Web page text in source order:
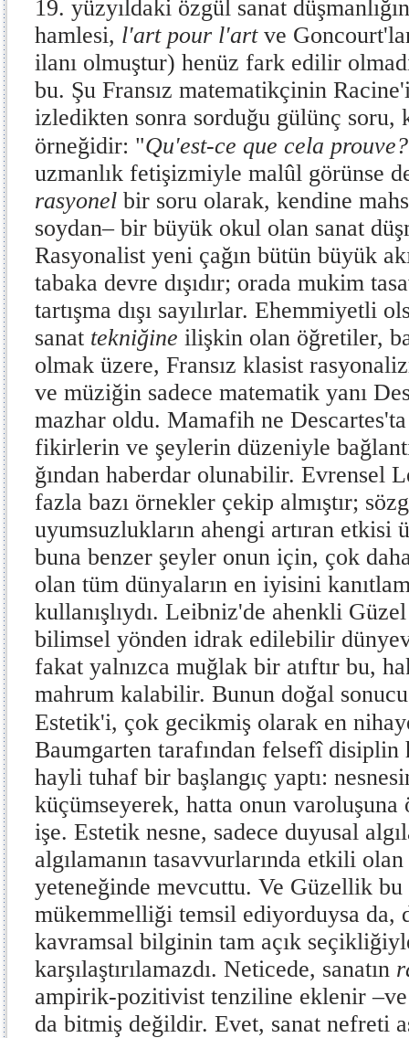
19. yüzyıldaki özgül sanat
hamlesi, l'art pour l'artve
ilanı olmuştur) henüz fark edilir
bu. Şu Fransız matematikçinin
izledikten sonra sorduğu gülünç soru,
örneğidir: "Qu'est-ce que cela prouve?
uzmanlık fetişizmiyle malûl gö­rünse
rasyonel bir soru olarak, kendine
soydan– bir büyük okul olan sanat
Rasyonalist yeni çağın bütün büyük
tabaka devre dışıdır; orada mukim
tartışma dışı sayılırlar. Ehemmiyetli
sanat tekniğine ilişkin olan öğretiler,
olmak üzere, Fransız klasist
ve müziğin sadece matematik yanı
mazhar oldu. Mamafih ne
fikirlerin ve şeylerin düzeniyle
ğından haberdar olunabilir. Evrensel
fazla bazı örnekler çekip almıştır;
uyum­suzlukların ahengi artıran etkisi
buna benzer şeyler onun için, çok
olan tüm dünyaların en iyisini
kullanışlıydı. Leibniz'de ahenkli
bilimsel yönden idrak edi­lebilir
fakat yalnızca muğlak bir atıf­tır bu,
mahrum kalabilir. Bunun do­ğal
Estetik'i, çok gecikmiş olarak en
Baumgarten tarafından felsefî
hayli tuhaf bir başlangıç yaptı:
küçümseyerek, hatta onun varoluşuna
işe. Estetik nesne, sadece duyusal
algılamanın tasavvurlarında etkili
yeteneğinde mevcuttu. Ve Güzellik
mükemmelliği temsil ediyorduysa da,
kavramsal bilginin tam açık
karşılaştırılamazdı. Neticede, sanatın
ampirik-pozitivist tenziline eklenir
da bitmiş değildir. Evet, sanat nefreti